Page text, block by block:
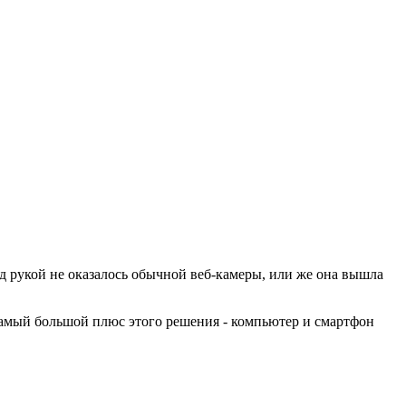
рукой не оказалось обычной веб-камеры, или же она вышла
большой плюс этого решения - компьютер и смартфон